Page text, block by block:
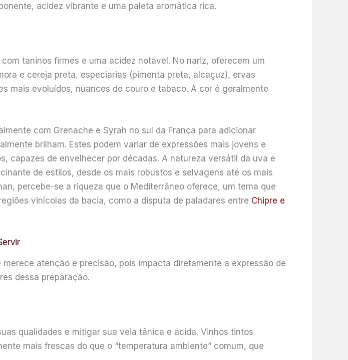
acidez vibrante e uma paleta aromática rica.
taninos firmes e uma acidez notável. No nariz, oferecem um
e cereja preta, especiarias (pimenta preta, alcaçuz), ervas
mais evoluídos, nuances de couro e tabaco. A cor é geralmente
com Grenache e Syrah no sul da França para adicionar
brilham. Estes podem variar de expressões mais jovens e
capazes de envelhecer por décadas. A natureza versátil da uva e
de estilos, desde os mais robustos e selvagens até os mais
percebe-se a riqueza que o Mediterrâneo oferece, um tema que
vinícolas da bacia, como a disputa de paladares entre Chipre e
atenção e precisão, pois impacta diretamente a expressão de
dessa preparação.
qualidades e mitigar sua veia tânica e ácida. Vinhos tintos
mais frescas do que o “temperatura ambiente” comum, que